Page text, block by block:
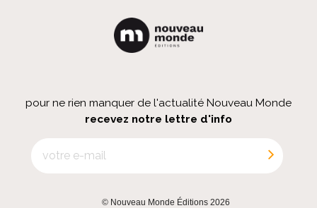
pour ne rien manquer de l'actualité Nouveau Monde
recevez notre lettre d'info
© Nouveau Monde Éditions 2026